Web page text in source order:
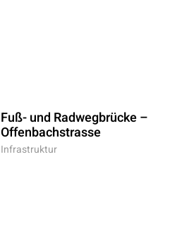
Fuß- und Radwegbrücke –
Offenbachstrasse
Infrastruktur